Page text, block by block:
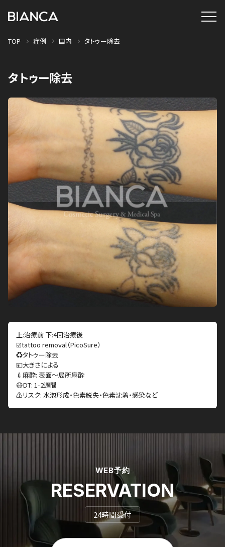
TOP 症例 国内 タトゥー除去
タトゥー除去
上:治療前 下:4回治療後
☑️tattoo removal（PicoSure）
♻️タトゥー除去
💴大きさによる
💉麻酔: 表面〜局所麻酔
😷DT: 1-2週間
⚠️リスク: 水泡形成・色素脱失・色素沈着・感染など
WEB予約
RESERVATION
24時間受付